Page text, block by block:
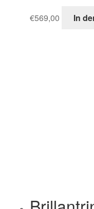
€569,00 In